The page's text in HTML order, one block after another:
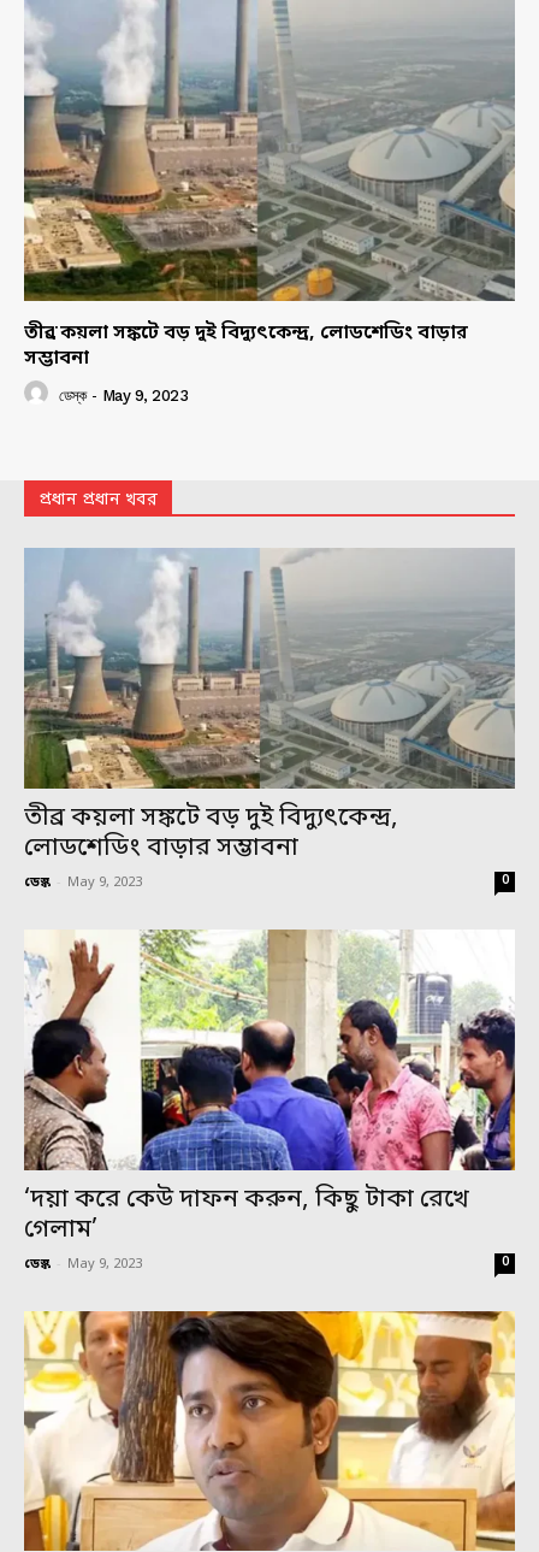
তীব্র কয়লা সঙ্কটে বড় দুই বিদ্যুৎকেন্দ্র, লোডশেডিং বাড়ার
সম্ভাবনা
ডেস্ক - May 9, 2023
প্রধান প্রধান খবর
তীব্র কয়লা সঙ্কটে বড় দুই বিদ্যুৎকেন্দ্র,
লোডশেডিং বাড়ার সম্ভাবনা
ডেস্ক - May 9, 2023 0
‘দয়া করে কেউ দাফন করুন, কিছু টাকা রেখে
গেলাম’
ডেস্ক - May 9, 2023 0